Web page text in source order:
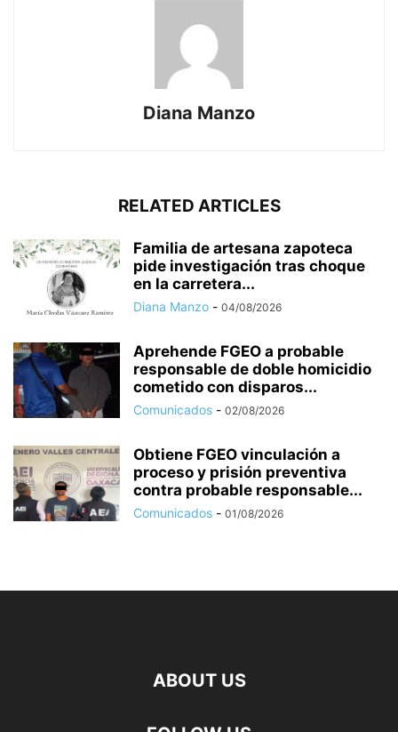
Diana Manzo
RELATED ARTICLES
Familia de artesana zapoteca
pide investigación tras choque
en la carretera...
Diana Manzo - 04/08/2026
Aprehende FGEO a probable
responsable de doble homicidio
cometido con disparos...
Comunicados - 02/08/2026
Obtiene FGEO vinculación a
proceso y prisión preventiva
contra probable responsable...
Comunicados - 01/08/2026
ABOUT US